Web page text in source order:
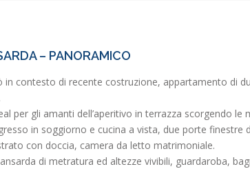
– PANORAMICO
in contesto di recente costruzione, appartamento di
per gli amanti dell’aperitivo in terrazza scorgendo le
in soggiorno e cucina a vista, due porte finestre
con doccia, camera da letto matrimoniale.
di metratura ed altezze vivibili, guardaroba,